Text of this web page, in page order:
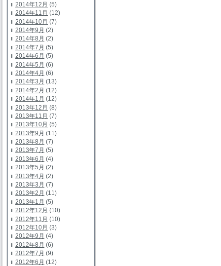
2014年12月 (5)
2014年11月 (12)
2014年10月 (7)
2014年9月 (2)
2014年8月 (2)
2014年7月 (5)
2014年6月 (5)
2014年5月 (6)
2014年4月 (6)
2014年3月 (13)
2014年2月 (12)
2014年1月 (12)
2013年12月 (8)
2013年11月 (7)
2013年10月 (5)
2013年9月 (11)
2013年8月 (7)
2013年7月 (5)
2013年6月 (4)
2013年5月 (2)
2013年4月 (2)
2013年3月 (7)
2013年2月 (11)
2013年1月 (5)
2012年12月 (10)
2012年11月 (10)
2012年10月 (3)
2012年9月 (4)
2012年8月 (6)
2012年7月 (9)
2012年6月 (12)